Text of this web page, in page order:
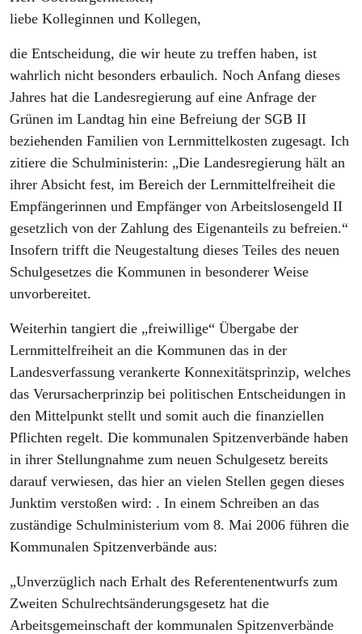
liebe Kolleginnen und Kollegen,
die Entscheidung, die wir heute zu treffen haben, ist
wahrlich nicht besonders erbaulich. Noch Anfang dieses
Jahres hat die Landesregierung auf eine Anfrage der
Grünen im Landtag hin eine Befreiung der SGB II
beziehenden Familien von Lernmittelkosten zugesagt. Ich
zitiere die Schulministerin: „Die Landesregierung hält an
ihrer Absicht fest, im Bereich der Lernmittelfreiheit die
Empfängerinnen und Empfänger von Arbeitslosengeld II
gesetzlich von der Zahlung des Eigenanteils zu befreien.“
Insofern trifft die Neugestaltung dieses Teiles des neuen
Schulgesetzes die Kommunen in besonderer Weise
unvorbereitet.
Weiterhin tangiert die „freiwillige“ Übergabe der
Lernmittelfreiheit an die Kommunen das in der
Landesverfassung verankerte Konnexitätsprinzip, welches
das Verursacherprinzip bei politischen Entscheidungen in
den Mittelpunkt stellt und somit auch die finanziellen
Pflichten regelt. Die kommunalen Spitzenverbände haben
in ihrer Stellungnahme zum neuen Schulgesetz bereits
darauf verwiesen, das hier an vielen Stellen gegen dieses
Junktim verstoßen wird: . In einem Schreiben an das
zuständige Schulministerium vom 8. Mai 2006 führen die
Kommunalen Spitzenverbände aus:
„Unverzüglich nach Erhalt des Referentenentwurfs zum
Zweiten Schulrechtsänderungsgesetz hat die
Arbeitsgemeinschaft der kommunalen Spitzenverbände